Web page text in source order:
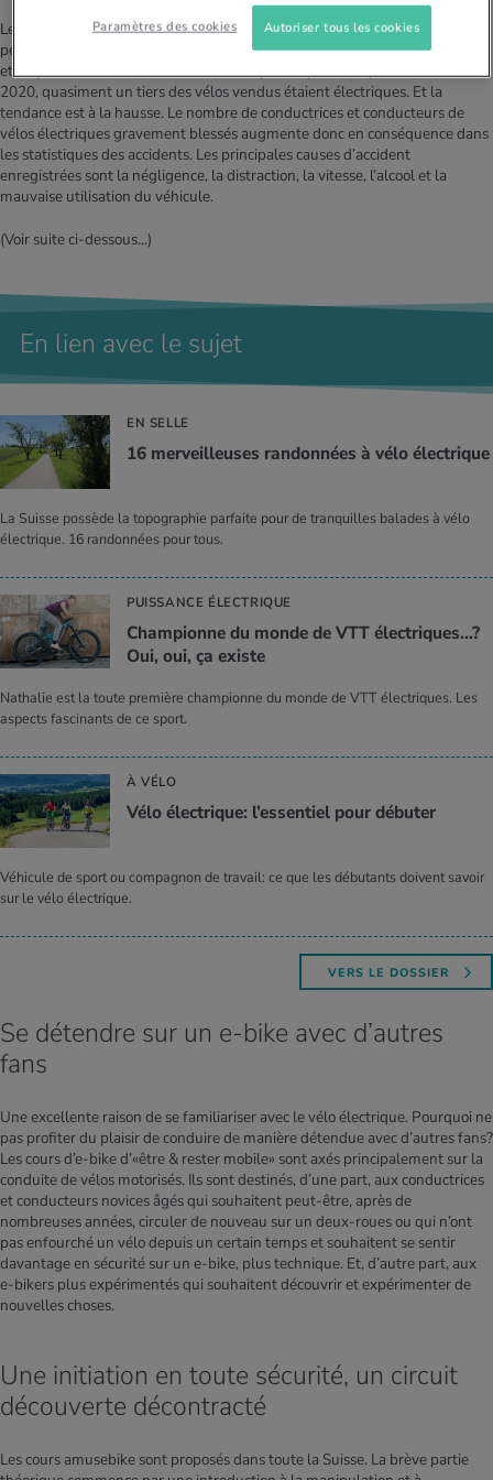
Les vélos électriques sont une alternative plus écologique à la voiture. Ils
permettent aussi aux personnes peu sportives ou âgées de rester mobiles
et de prendre soin de leur santé. Il n’est pas surprenant qu’en Suisse, en
2020, quasiment un tiers des vélos vendus étaient électriques. Et la
tendance est à la hausse. Le nombre de conductrices et conducteurs de
vélos électriques gravement blessés augmente donc en conséquence dans
les statistiques des accidents. Les principales causes d’accident
enregistrées sont la négligence, la distraction, la vitesse, l’alcool et la
mauvaise utilisation du véhicule.
(Voir suite ci-dessous...)
En lien avec le sujet
EN SELLE
16 mer­veilleuses ran­don­nées à vélo élec­trique
La Suisse possède la topographie parfaite pour de tranquilles balades à vélo
électrique. 16 randonnées pour tous.
PUISSANCE ÉLECTRIQUE
Cham­pionne du monde de VTT élec­triques...?
Oui, oui, ça existe
Nathalie est la toute première championne du monde de VTT électriques. Les
aspects fascinants de ce sport.
À VÉLO
Vélo élec­trique: l’es­sen­tiel pour débu­ter
Véhicule de sport ou compagnon de travail: ce que les débutants doivent savoir
sur le vélo électrique.
VERS LE DOSSIER
Se détendre sur un e-bike avec d’autres
fans
Une excellente raison de se familiariser avec le vélo électrique. Pourquoi ne
pas profiter du plaisir de conduire de manière détendue avec d’autres fans?
Les cours d’e-bike d’«être & rester mobile» sont axés principalement sur la
conduite de vélos motorisés. Ils sont destinés, d’une part, aux conductrices
et conducteurs novices âgés qui souhaitent peut-être, après de
nombreuses années, circuler de nouveau sur un deux-roues ou qui n’ont
pas enfourché un vélo depuis un certain temps et souhaitent se sentir
davantage en sécurité sur un e-bike, plus technique. Et, d’autre part, aux
e-bikers plus expérimentés qui souhaitent découvrir et expérimenter de
nouvelles choses.
Une initiation en toute sécurité, un circuit
découverte décontracté
Les cours amusebike sont proposés dans toute la Suisse. La brève partie
Paramètres des cookies Autoriser tous les cookies